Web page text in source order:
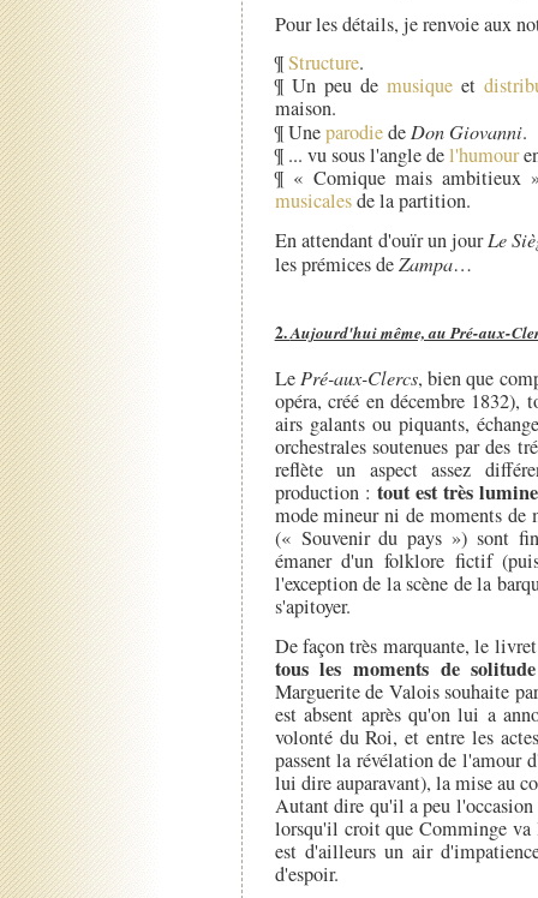
Pour les détails, je renvoie aux
¶Structure.
¶ Un peu de musiqueet
maison.
¶ Uneparodiede Don Giovanni.
¶ ... vu sous l'angle del'humour
¶ « Comique mais ambitieux
musicalesde la partition.
En attendant d'ouïr un jourLe
les prémices deZampa…
2.Aujourd'hui même, au Pré-aux-
LePré-aux-Clercs, bien que
opéra, créé en décembre
airs galants ou piquants,
orchestrales soutenues par des
reflète un aspect assez
production :tout est très
mode mineur ni de moments
(« Souvenir du pays ») sont
émaner d'un folklore fictif
l'exception de la scène de la
s'apitoyer.
De façon très marquante, le
tous les moments de
Marguerite de Valois souhaite
est absent après qu'on lui a
volonté du Roi, et entre les
passent la révélation de l'amour
lui dire auparavant), la mise au
Autant dire qu'il a peu
lorsqu'il croit que Comminge
est d'ailleurs un air
d'espoir.